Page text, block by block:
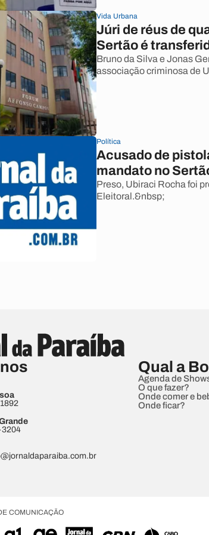
Vida Urbana
Júri de réus de
Sertão é
Bruno da Silva e Jonas
associação criminosa de
Política
Acusado de
mandato no
Preso, Ubiraci Rocha foi
Eleitoral.&nbsp;
3204
Qual a
Agenda de
O que fazer?
Onde comer e
Onde ficar?
COMUNICAÇÃO